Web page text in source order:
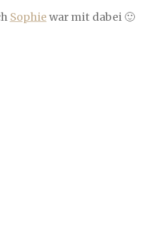
Sophie war mit dabei 🙂